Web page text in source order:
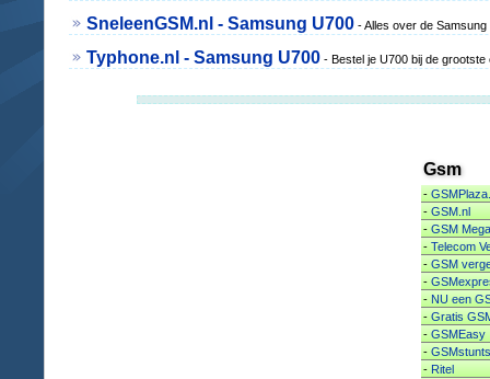
SneleenGSM.nl - Samsung U700 - Alles over de
Typhone.nl - Samsung U700 - Bestel je U700 bij de
Gsm
-
-GSM.nl
-GSM
-Telecom
-GSM
-
-NU een
-Gratis
-GSMEasy
-
-Ritel